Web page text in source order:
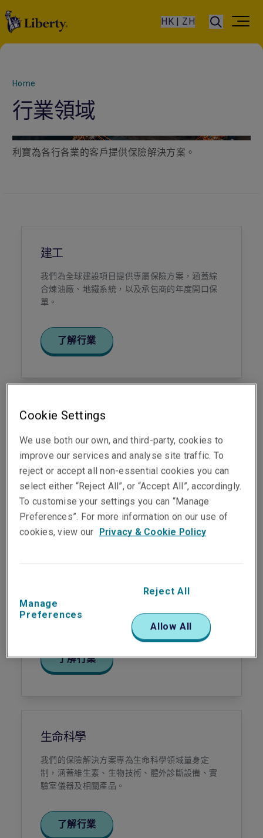
HK | ZH
Home
行業領域
利寶為各行各業的客戶提供保險解決方案。
建工
我們為全球建設項目提供專屬保險方案，涵蓋綜
合煉油廠、地鐵系統，以及承包商的年度開口保
單。
了解行業
金融機構
我們為金融服務業提供量身定制的保險方案，涵
蓋投資理財、銀行、私募股權及風險投資等領
域。
了解行業
我們為全球重大基建項目設計全面的保險方案，
涵蓋機場、高速公路及城市交通系統。
了解行業
生命科學
我們的保險解決方案專為生命科學領域量身定
制，涵蓋維生素、生物技術、體外診斷設備、實
驗室儀器及相關產品。
了解行業
Cookie Settings
We use both our own, and third-party, cookies to
improve our services and analyse site traffic. To
reject or accept all non-essential cookies you can
select either “Reject All”, or “Accept All”, accordingly.
To customise your settings you can “Manage
Preferences”. For more information on our use of
cookies, view our Privacy & Cookie Policy
Manage
Preferences
Reject All
Allow All